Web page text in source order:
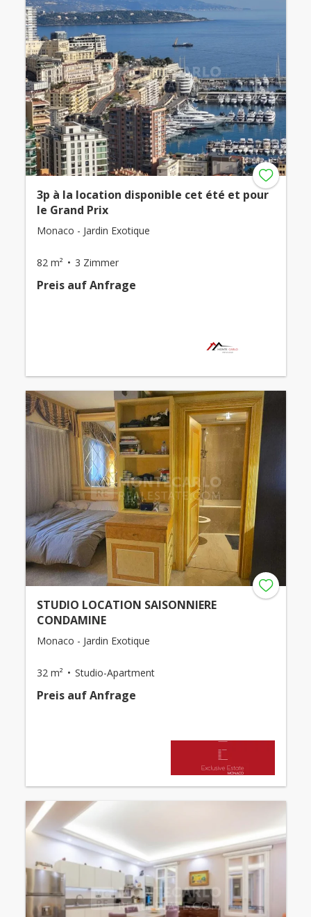
3p à la location disponible cet été et pour
le Grand Prix
Monaco - Jardin Exotique
82 m² 3 Zimmer
Preis auf Anfrage
STUDIO LOCATION SAISONNIERE
CONDAMINE
Monaco - Jardin Exotique
32 m² Studio-Apartment
Preis auf Anfrage